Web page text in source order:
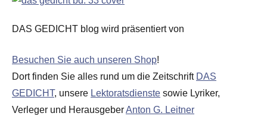
DAS GEDICHT blog wird präsentiert von
Besuchen Sie auch unseren Shop!
Dort finden Sie alles rund um die Zeitschrift DAS
GEDICHT, unsere Lektoratsdienste sowie Lyriker,
Verleger und HerausgeberAnton G. Leitner